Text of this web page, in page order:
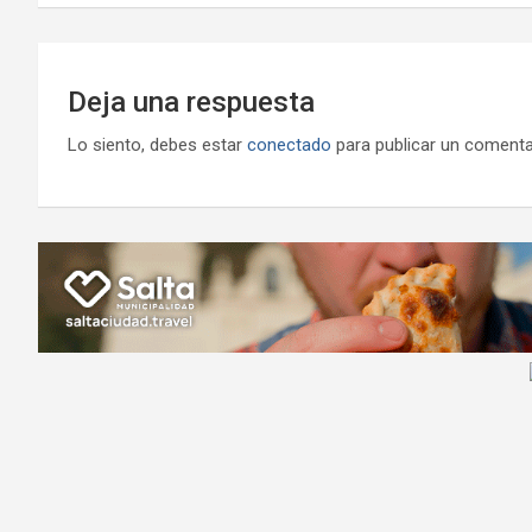
Deja una respuesta
Lo siento, debes estar conectado para publicar un